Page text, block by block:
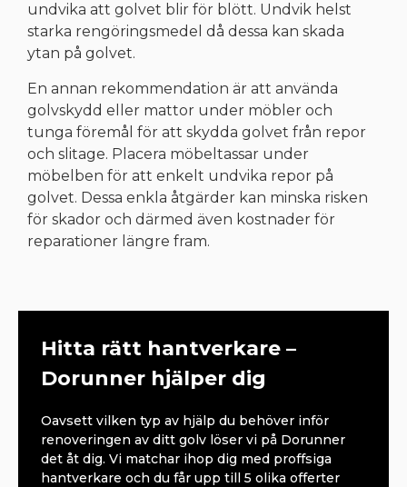
undvika att golvet blir för blött. Undvik helst
starka rengöringsmedel då dessa kan skada
ytan på golvet.
En annan rekommendation är att använda
golvskydd eller mattor under möbler och
tunga föremål för att skydda golvet från repor
och slitage. Placera möbeltassar under
möbelben för att enkelt undvika repor på
golvet. Dessa enkla åtgärder kan minska risken
för skador och därmed även kostnader för
reparationer längre fram.
Hitta rätt hantverkare –
Dorunner hjälper dig
Oavsett vilken typ av hjälp du behöver inför
renoveringen av ditt golv löser vi på Dorunner
det åt dig. Vi matchar ihop dig med proffsiga
hantverkare och du får upp till 5 olika offerter